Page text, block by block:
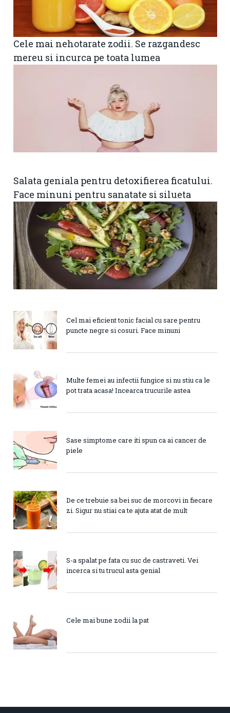
Cele mai nehotarate zodii. Se razgandesc
mereu si incurca pe toata lumea
Salata geniala pentru detoxifierea ficatului.
Face minuni pentru sanatate si silueta
Cel mai eficient tonic facial cu sare pentru
puncte negre si cosuri. Face minuni
Multe femei au infectii fungice si nu stiu ca le
pot trata acasa! Incearca trucurile astea
Sase simptome care iti spun ca ai cancer de
piele
De ce trebuie sa bei suc de morcovi in fiecare
zi. Sigur nu stiai ca te ajuta atat de mult
S-a spalat pe fata cu suc de castraveti. Vei
incerca si tu trucul asta genial
Cele mai bune zodii la pat